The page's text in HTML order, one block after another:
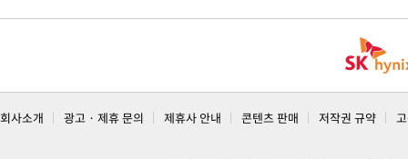
회사소개 광고 · 제휴 문의 제휴사 안내 콘텐츠 판매 저작권 규약